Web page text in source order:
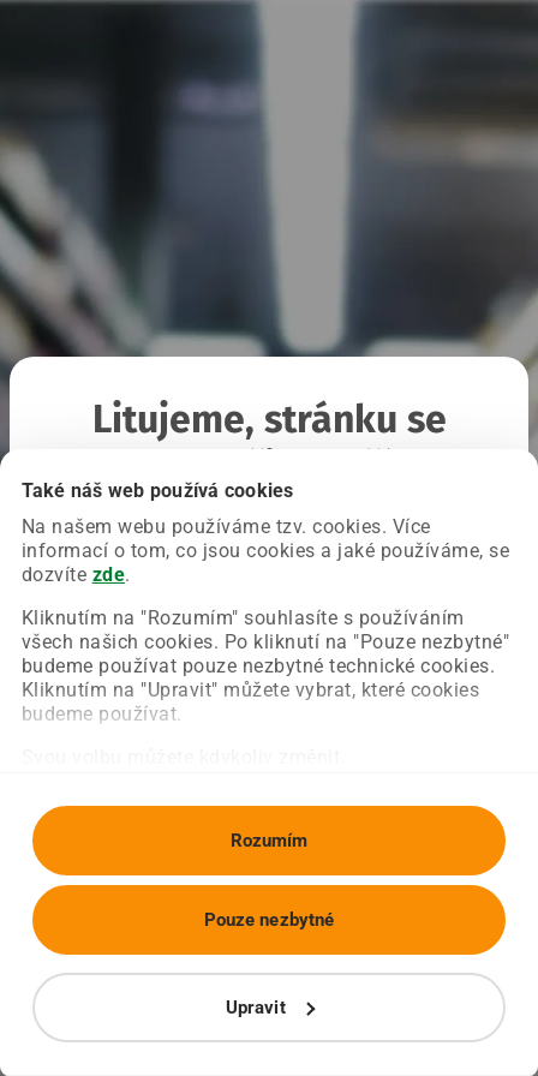
Také náš web používá cookies
Na našem webu používáme tzv. cookies. Více
informací o tom, co jsou cookies a jaké používáme, se
dozvíte zde.
Kliknutím na "Rozumím" souhlasíte s používáním
všech našich cookies. Po kliknutí na "Pouze nezbytné"
budeme používat pouze nezbytné technické cookies.
Kliknutím na "Upravit" můžete vybrat, které cookies
budeme používat.
Rozumím
Upravit
Pouze nezbytné
Litujeme, stránku se
Chyba nastala na naší straně a už ji opravujeme.
Zkuste prosím znovu načíst požadovanou stránku.
Obnovit stránku Úvodní strana